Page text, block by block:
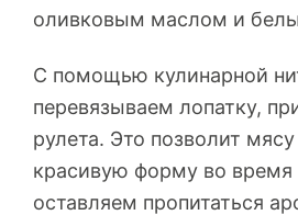
оливковым маслом и
С помощью кулинарной
перевязываем лопатку,
рулета. Это позволит
красивую форму во время
оставляем пропитаться